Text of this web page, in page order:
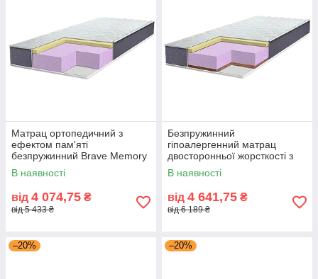
Матрац ортопедичний з
ефектом пам'яті
безпружинний Brave Memory
зима літо для дорослих
підлітків Eurosleep
В наявності
від 4 074,75 ₴
від 5 433 ₴
Безпружинний
гіпоалергенний матрац
двосторонньої жорсткості з
піною кокосом Brave Memory
Cocos Eurosleep 14 см
В наявності
від 4 641,75 ₴
від 6 189 ₴
–20% –20%